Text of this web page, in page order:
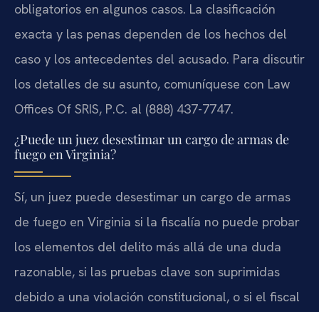
obligatorios en algunos casos. La clasificación
exacta y las penas dependen de los hechos del
caso y los antecedentes del acusado. Para discutir
los detalles de su asunto, comuníquese con Law
Offices Of SRIS, P.C. al (888) 437-7747.
¿Puede un juez desestimar un cargo de armas de
fuego en Virginia?
Sí, un juez puede desestimar un cargo de armas
de fuego en Virginia si la fiscalía no puede probar
los elementos del delito más allá de una duda
razonable, si las pruebas clave son suprimidas
debido a una violación constitucional, o si el fiscal